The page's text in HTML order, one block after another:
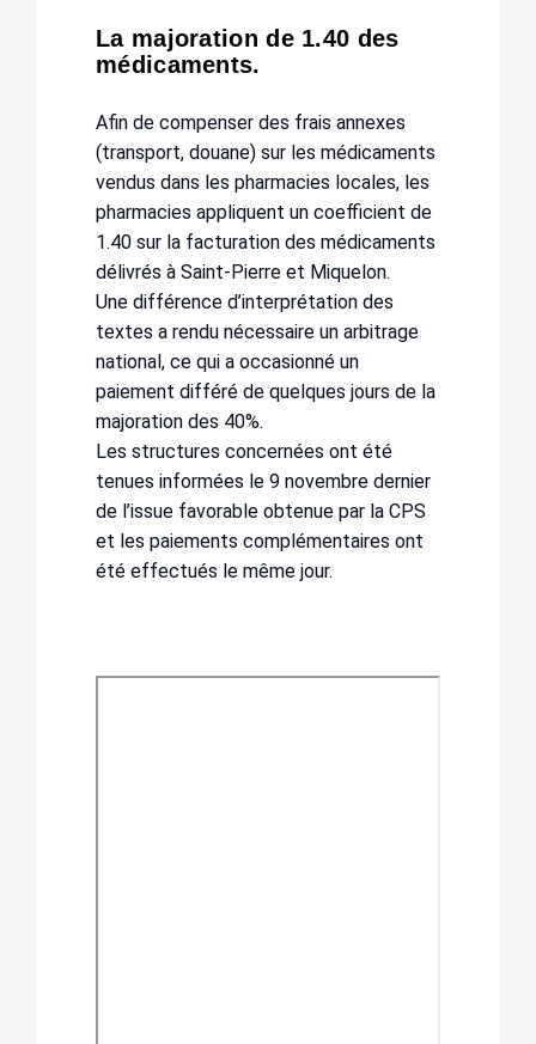
La majoration de 1.40 des
médicaments.
Afin de compenser des frais annexes
(transport, douane) sur les médicaments
vendus dans les pharmacies locales, les
pharmacies appliquent un coefficient de
1.40 sur la facturation des médicaments
délivrés à Saint-Pierre et Miquelon.
Une différence d’interprétation des
textes a rendu nécessaire un arbitrage
national, ce qui a occasionné un
paiement différé de quelques jours de la
majoration des 40%.
Les structures concernées ont été
tenues informées le 9 novembre dernier
de l’issue favorable obtenue par la CPS
et les paiements complémentaires ont
été effectués le même jour.